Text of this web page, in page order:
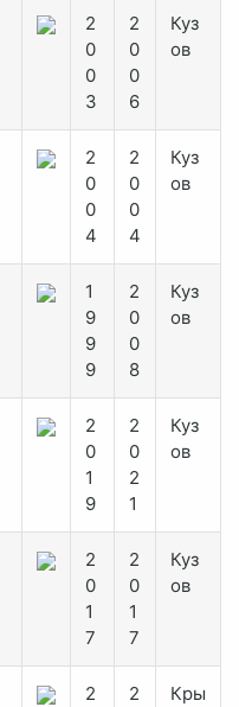
2
0
0
3
2
0
0
6
Куз
ов
2
0
0
4
2
0
0
4
Куз
ов
1
9
9
9
2
0
0
8
Куз
ов
2
0
1
9
2
0
2
1
Куз
ов
2
0
1
7
2
0
1
7
Куз
ов
2
2
Кры